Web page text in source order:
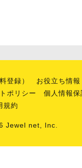
登録）
お役立ち情報
ポリシー
個人情報
規約
Jewel net, Inc.